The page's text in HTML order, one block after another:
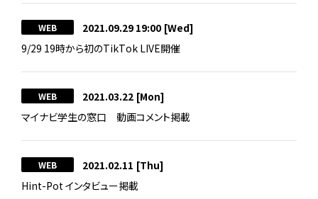
WEB 2021.09.29 19:00 [Wed]
9/29 19時から初のTikTok LIVE開催
WEB 2021.03.22 [Mon]
マイナビ学生の窓口 動画コメント掲載
WEB 2021.02.11 [Thu]
Hint-Pot インタビュー掲載